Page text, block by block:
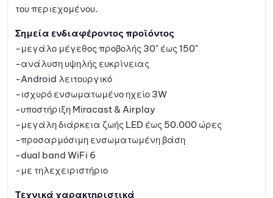
του περιεχομένου.
Σημεία ενδιαφέροντος προϊόντος
-μεγάλο μέγεθος προβολής 30" έως 150"
-ανάλυση υψηλής ευκρίνειας
-Android λειτουργικό
-ισχυρό ενσωματωμένο ηχείο 3W
-υποστήριξη Miracast & Airplay
-μεγάλη διάρκεια ζωής LED έως 50.000 ώρες
-προσαρμόσιμη ενσωματωμένη βάση
-dual band WiFi 6
-με τηλεχειριστήριο
Τεχνικά χαρακτηριστικά